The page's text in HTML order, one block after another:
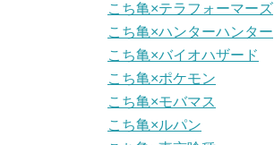
こち亀×テラフォーマーズ
こち亀×ハンターハンター
こち亀×バイオハザード
こち亀×ポケモン
こち亀×モバマス
こち亀×ルパン